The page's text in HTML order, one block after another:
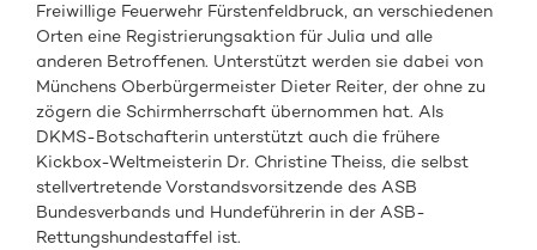
Freiwillige Feuerwehr Fürstenfeldbruck, an verschiedenen
Orten eine Registrierungsaktion für Julia und alle
anderen Betroffenen. Unterstützt werden sie dabei von
Münchens Oberbürgermeister Dieter Reiter, der ohne zu
zögern die Schirmherrschaft übernommen hat. Als
DKMS-Botschafterin unterstützt auch die frühere
Kickbox-Weltmeisterin Dr. Christine Theiss, die selbst
stellvertretende Vorstandsvorsitzende des ASB
Bundesverbands und Hundeführerin in der ASB-
Rettungshundestaffel ist.